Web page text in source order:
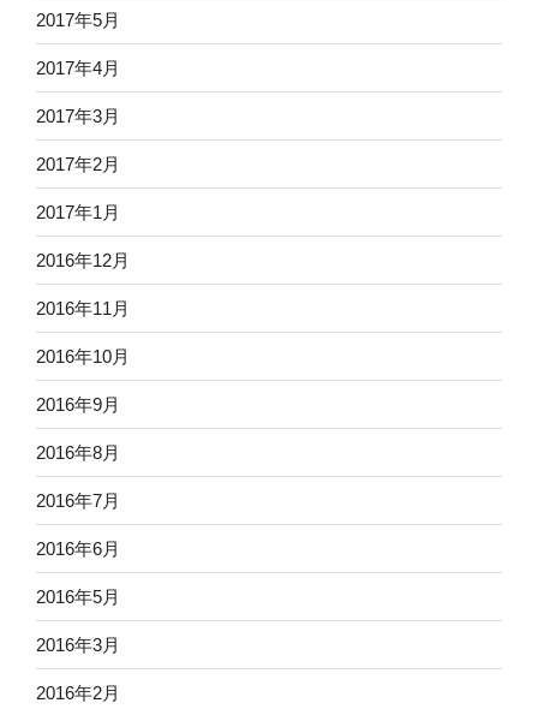
2017年5月
2017年4月
2017年3月
2017年2月
2017年1月
2016年12月
2016年11月
2016年10月
2016年9月
2016年8月
2016年7月
2016年6月
2016年5月
2016年3月
2016年2月